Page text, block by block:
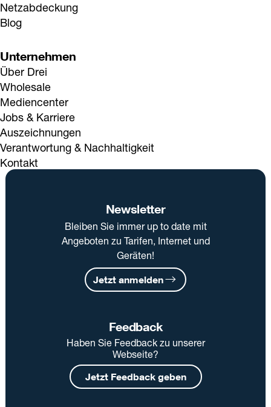
Netzabdeckung
Blog
Unternehmen
Über Drei
Wholesale
Mediencenter
Jobs & Karriere
Auszeichnungen
Verantwortung & Nachhaltigkeit
Kontakt
Newsletter
Bleiben Sie immer up to date mit
Angeboten zu Tarifen, Internet und
Geräten!
Jetzt anmelden
Feedback
Haben Sie Feedback zu unserer
Webseite?
Jetzt Feedback geben